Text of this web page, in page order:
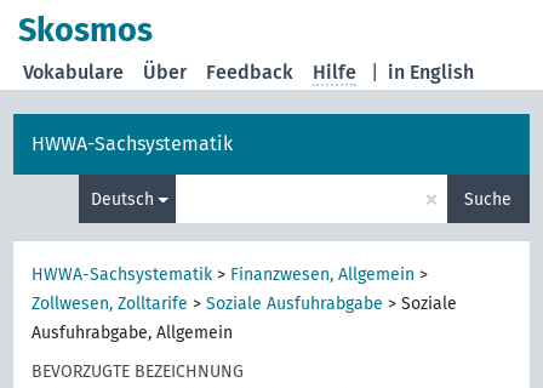
Skosmos
in English
Vokabulare Über Feedback Hilfe
HWWA-Sachsystematik
Deutsch × Suche
HWWA-Sachsystematik > Finanzwesen, Allgemein >
Zollwesen, Zolltarife >Soziale Ausfuhrabgabe >Soziale
Ausfuhrabgabe, Allgemein
BEVORZUGTE BEZEICHNUNG